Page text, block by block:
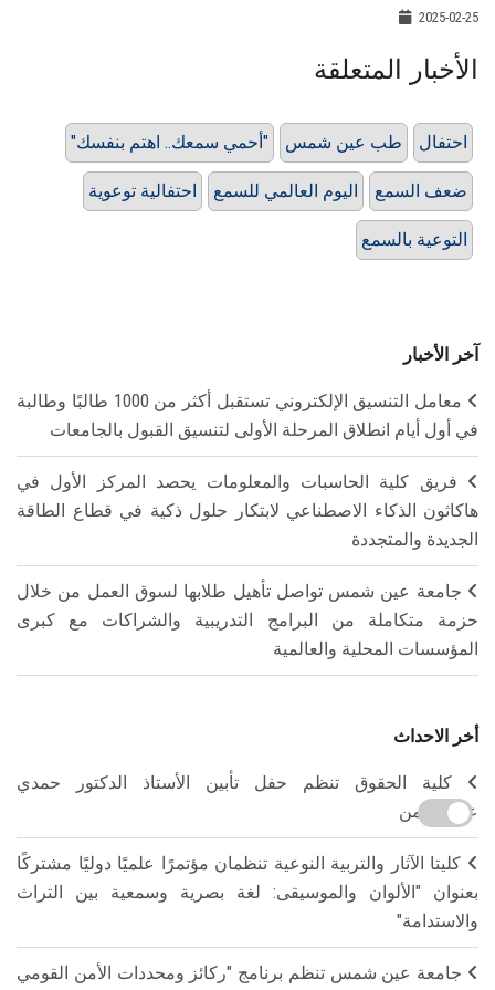
2025-02-25
الأخبار المتعلقة
"أحمي سمعك.. اهتم بنفسك" طب عين شمس احتفال
احتفالية توعوية اليوم العالمي للسمع ضعف السمع
التوعية بالسمع
آخر الأخبار
معامل التنسيق الإلكتروني تستقبل أكثر من 1000 طالبًا وطالبة
في أول أيام انطلاق المرحلة الأولى لتنسيق القبول بالجامعات
فريق كلية الحاسبات والمعلومات يحصد المركز الأول في
هاكاثون الذكاء الاصطناعي لابتكار حلول ذكية في قطاع الطاقة
الجديدة والمتجددة
جامعة عين شمس تواصل تأهيل طلابها لسوق العمل من خلال
حزمة متكاملة من البرامج التدريبية والشراكات مع كبرى
المؤسسات المحلية والعالمية
أخر الاحداث
كلية الحقوق تنظم حفل تأبين الأستاذ الدكتور حمدي
عبدالرحمن
كليتا الآثار والتربية النوعية تنظمان مؤتمرًا علميًا دوليًا مشتركًا
بعنوان "الألوان والموسيقى: لغة بصرية وسمعية بين التراث
والاستدامة"
جامعة عين شمس تنظم برنامج "ركائز ومحددات الأمن القومي